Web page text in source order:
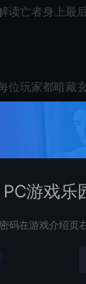
亡者身上最后
位玩家都暗藏
Bober
PC游戏乐
密码在游戏介绍页